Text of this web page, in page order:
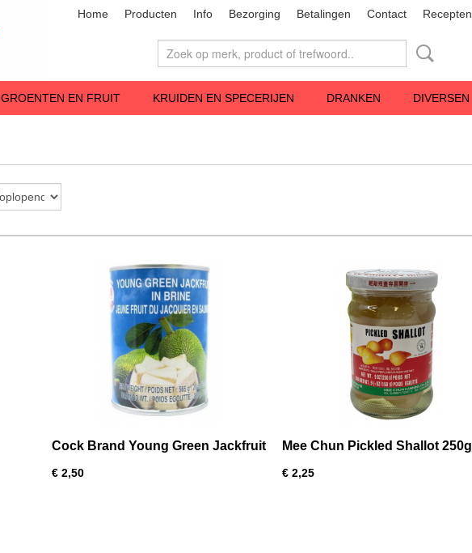
Home Producten Info Bezorging Betalingen Contact Recepten
GROENTEN EN FRUIT KRUIDEN EN SPECERIJEN DRANKEN DIVERSEN
Cock Brand Young Green Jackfruit
€ 2,50
Mee Chun Pickled Shallot 250g
€ 2,25